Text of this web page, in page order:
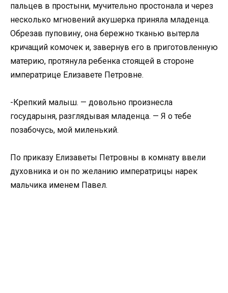
пальцев в простыни, мучительно простонала и через
несколько мгновений акушерка приняла младенца.
Обрезав пуповину, она бережно тканью вытерла
кричащий комочек и, завернув его в приготовленную
материю, протянула ребенка стоящей в стороне
императрице Елизавете Петровне.
-Крепкий малыш. — довольно произнесла
государыня, разглядывая младенца. — Я о тебе
позабочусь, мой миленький.
По приказу Елизаветы Петровны в комнату ввели
духовника и он по желанию императрицы нарек
мальчика именем Павел.